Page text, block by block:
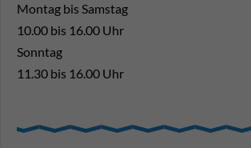
Montag bis Samstag
10.00 bis 16.00 Uhr
Sonntag
11.30 bis 16.00 Uhr